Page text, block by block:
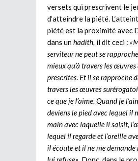
versets qui prescrivent le
d’atteindre la piété.
piété est la proximité avec
dans unhadith, il dit ceci :
serviteur ne peut se
mieux qu’à travers les
prescrites. Et il se rapproche
travers les œuvres
ce que je l’aime. Quand je
deviens le pied avec lequel il
main avec laquelle il saisit,
lequel il regarde et l’oreille
il écoute et il ne me demande